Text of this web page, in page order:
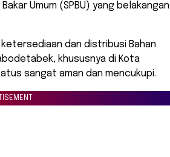
Umum (SPBU) yang belakangan
dan distribusi Bahan
khususnya di Kota
sangat aman dan mencukupi.